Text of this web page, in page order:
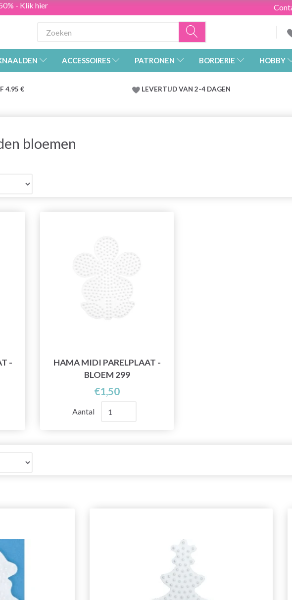
- Klik hier
ACCESSOIRES PATRONEN BORDERIE HOBBY
4.95 € LEVERTIJD VAN 2-4 DAGEN
bloemen
-
HAMA MIDI PARELPLAAT -
BLOEM 299
€1,50
Aantal